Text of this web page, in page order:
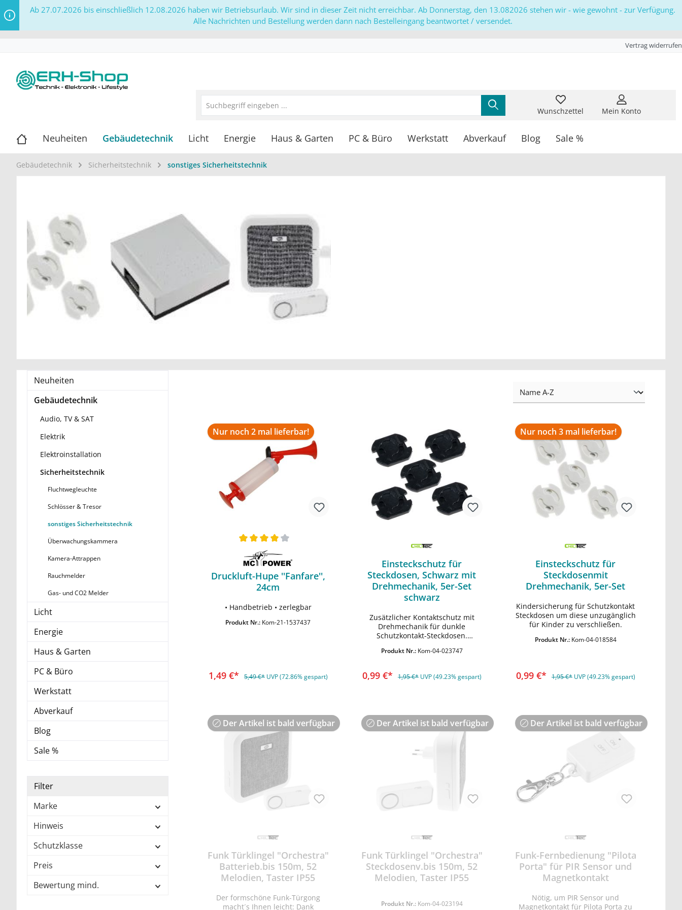
Ab 27.07.2026 bis einschließlich 12.08.2026 haben wir Betriebsurlaub. Wir sind in dieser Zeit nicht erreichbar. Ab Donnerstag, den 13.082026 stehen wir - wie gewohnt - zur Verfügung.
Alle Nachrichten und Bestellung werden dann nach Bestelleingang beantwortet / versendet.
Vertrag widerrufen
Wunschzettel Mein Konto
Neuheiten Gebäudetechnik Licht Energie Haus & Garten PC & Büro Werkstatt Abverkauf Blog Sale %
Gebäudetechnik Sicherheitstechnik sonstiges Sicherheitstechnik
Neuheiten
Gebäudetechnik
Audio, TV & SAT
Elektrik
Elektroinstallation
Sicherheitstechnik
Fluchtwegleuchte
Schlösser & Tresor
sonstiges Sicherheitstechnik
Überwachungskammera
Kamera-Attrappen
Rauchmelder
Gas- und CO2 Melder
Licht
Energie
Haus & Garten
PC & Büro
Werkstatt
Abverkauf
Blog
Sale %
Filter
Marke
Hinweis
Schutzklasse
Preis
Bewertung mind.
Nur noch 2 mal lieferbar!
Druckluft-Hupe ''Fanfare'',
24cm
• Handbetrieb • zerlegbar
Produkt Nr.: Kom-21-1537437
1,49 €* 5,49 €* UVP (72.86% gespart)
In den Warenkorb
Einsteckschutz für
Steckdosen, Schwarz mit
Drehmechanik, 5er-Set
schwarz
Zusätzlicher Kontaktschutz mit
Drehmechanik für dunkle
Schutzkontakt-Steckdosen.
Tiere. 5 Stück rückseitig mit
Produkt Nr.: Kom-04-023747
0,99 €* 1,95 €* UVP (49.23% gespart)
In den Warenkorb
Nur noch 3 mal lieferbar!
Einsteckschutz für
Steckdosenmit
Drehmechanik, 5er-Set
Kindersicherung für Schutzkontakt
Steckdosen um diese unzugänglich
für Kinder zu verschließen.
Produkt Nr.: Kom-04-018584
0,99 €* 1,95 €* UVP (49.23% gespart)
In den Warenkorb
Der Artikel ist bald verfügbar
Funk Türklingel "Orchestra"
Batterieb.bis 150m, 52
Melodien, Taster IP55
Der formschöne Funk-Türgong
macht´s Ihnen leicht: Dank
Der Artikel ist bald verfügbar
Funk Türklingel "Orchestra"
Steckdosenv.bis 150m, 52
Melodien, Taster IP55
Produkt Nr.: Kom-04-023194
Der Artikel ist bald verfügbar
Funk-Fernbedienung "Pilota
Porta" für PIR Sensor und
Magnetkontakt
Nötig, um PIR Sensor und
Magnetkontakt für Pilota Porta zu